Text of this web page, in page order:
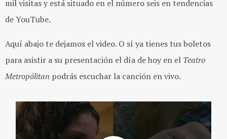
mil visitas y está situado en el número seis en tendencias
de YouTube.
Aquí abajo te dejamos el video. O sí ya tienes tus boletos
para asistir a su presentación el día de hoy en el Teatro
Metropólitan podrás escuchar la canción en vivo.